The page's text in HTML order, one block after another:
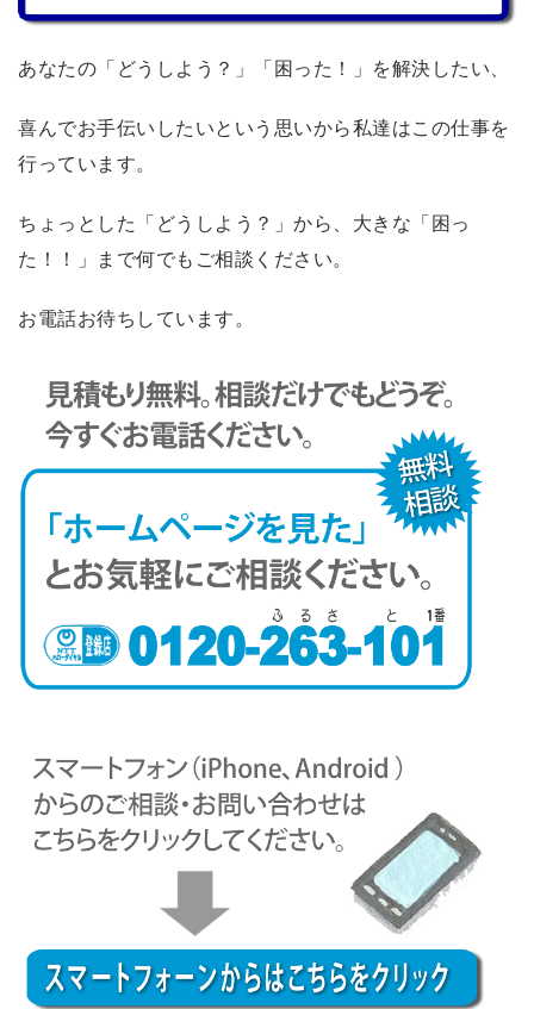
あなたの「どうしよう？」「困った！」を解決したい、
喜んでお手伝いしたいという思いから私達はこの仕事を
行っています。
ちょっとした「どうしよう？」から、大きな「困っ
た！！」まで何でもご相談ください。
お電話お待ちしています。